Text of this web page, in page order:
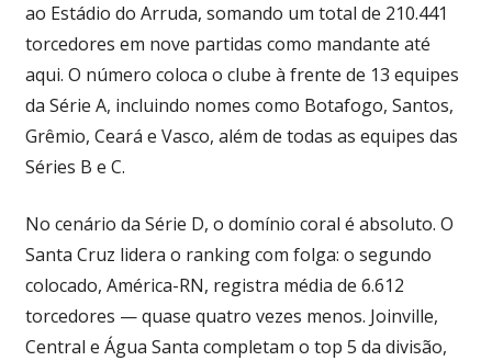
ao Estádio do Arruda, somando um total de 210.441
torcedores em nove partidas como mandante até
aqui. O número coloca o clube à frente de 13 equipes
da Série A, incluindo nomes como Botafogo, Santos,
Grêmio, Ceará e Vasco, além de todas as equipes das
Séries B e C.
No cenário da Série D, o domínio coral é absoluto. O
Santa Cruz lidera o ranking com folga: o segundo
colocado, América-RN, registra média de 6.612
torcedores — quase quatro vezes menos. Joinville,
Central e Água Santa completam o top 5 da divisão,